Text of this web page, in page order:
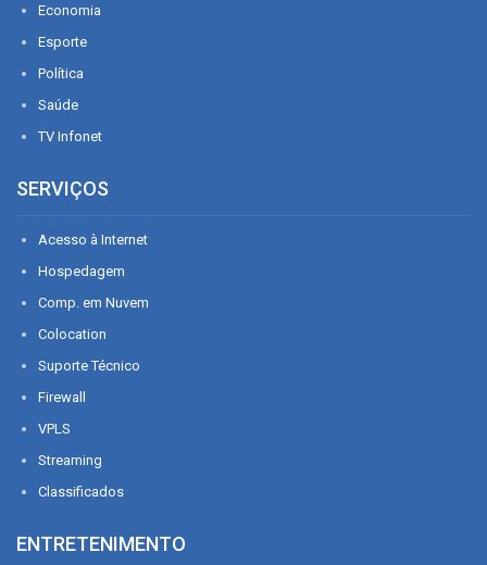
Economia
Esporte
Política
Saúde
TV Infonet
SERVIÇOS
Acesso à Internet
Hospedagem
Comp. em Nuvem
Colocation
Suporte Técnico
Firewall
VPLS
Streaming
Classificados
ENTRETENIMENTO